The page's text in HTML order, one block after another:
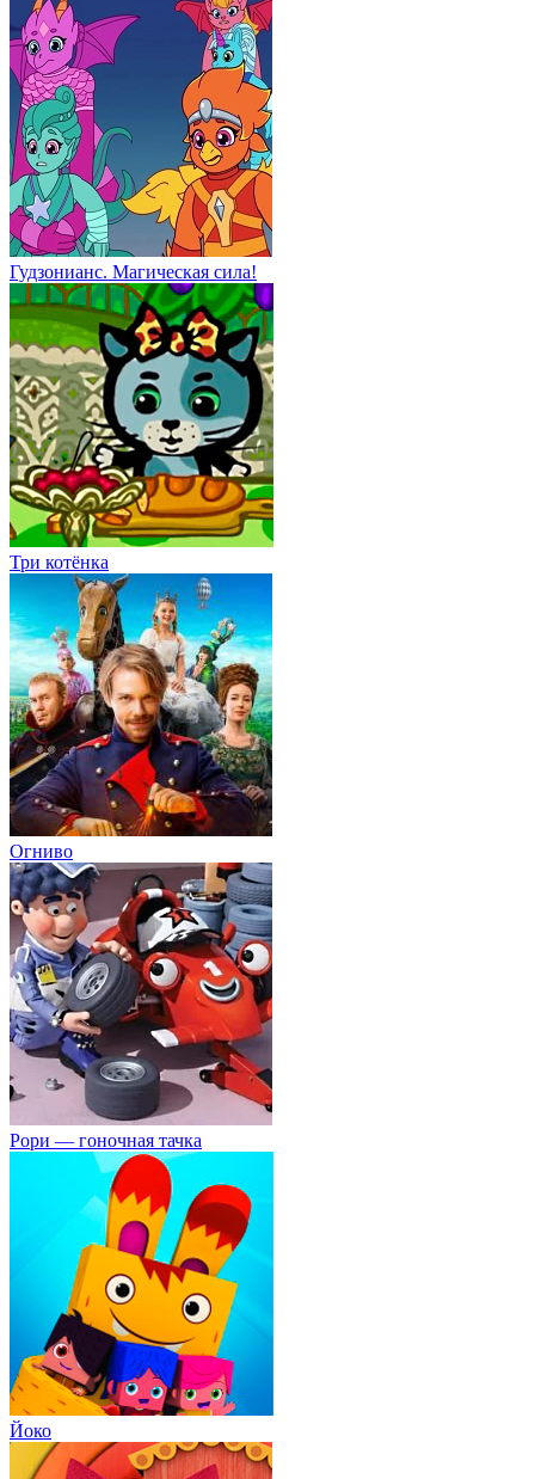
Гудзонианс. Магическая сила!
Три котёнка
Огниво
Рори — гоночная тачка
Йоко